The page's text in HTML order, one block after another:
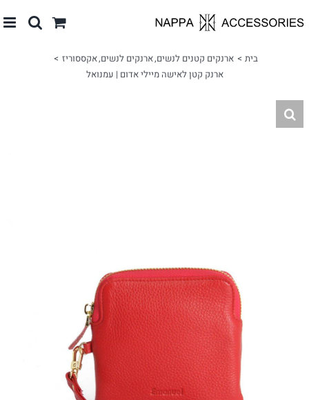
לתוכן
בית ארנקים קטנים לנשים ארנקים לנשים אקססוריז
ארנק קטן לאישה מיילי אדום | עמנואל